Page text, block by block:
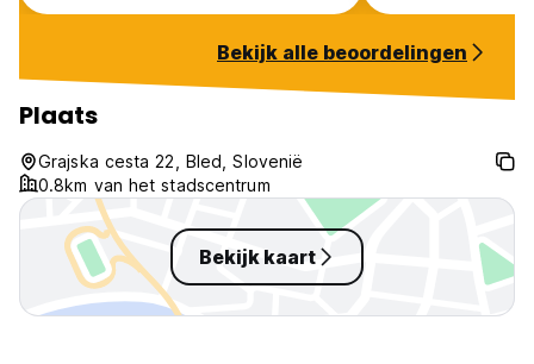
and selfservicelaundry place.
have any
totally
Bekijk alle beoordelingen
Plaats
Grajska cesta 22, Bled, Slovenië
0.8km van het stadscentrum
Bekijk kaart